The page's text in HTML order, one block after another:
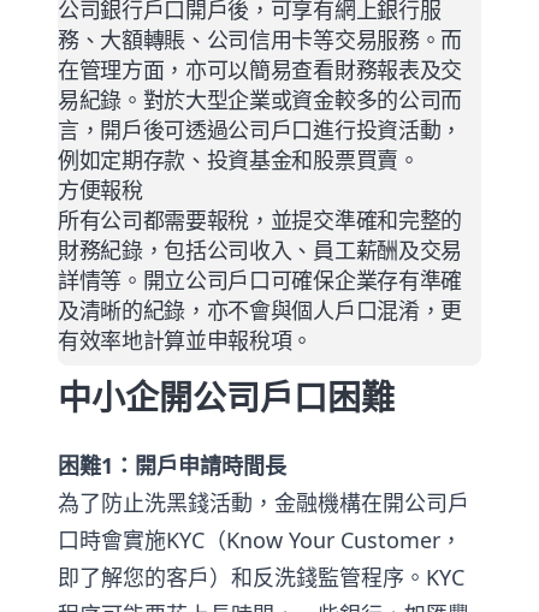
公司銀行戶口開戶後，可享有網上銀行服
務、大額轉賬、公司信用卡等交易服務。而
在管理方面，亦可以簡易查看財務報表及交
易紀錄。對於大型企業或資金較多的公司而
言，開戶後可透過公司戶口進行投資活動，
例如定期存款、投資基金和股票買賣。
方便報稅
所有公司都需要報稅，並提交準確和完整的
財務紀錄，包括公司收入、員工薪酬及交易
詳情等。開立公司戶口可確保企業存有準確
及清晰的紀錄，亦不會與個人戶口混淆，更
有效率地計算並申報稅項。
中小企開公司戶口困難
困難1：開戶申請時間長
為了防止洗黑錢活動，金融機構在開公司戶
口時會實施KYC（Know Your Customer，
即了解您的客戶）和反洗錢監管程序。KYC